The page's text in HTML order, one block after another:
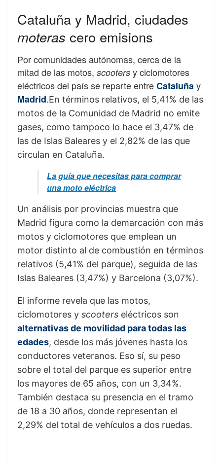
Cataluña y Madrid, ciudades
moteras cero emisions
Por comunidades autónomas, cerca de la
mitad de las motos, scooters y ciclomotores
eléctricos del país se reparte entreCataluñay
Madrid.En términos relativos, el 5,41% de las
motos de la Comunidad de Madrid no emite
gases, como tampoco lo hace el 3,47% de
las de Islas Baleares y el 2,82% de las que
circulan en Cataluña.
La guía que necesitas para comprar
una moto eléctrica
Un análisis por provincias muestra que
Madrid figura como la demarcación con más
motos y ciclomotores que emplean un
motor distinto al de combustión en términos
relativos (5,41% del parque), seguida de las
Islas Baleares (3,47%) y Barcelona (3,07%).
El informe revela que las motos,
ciclomotores y scooters eléctricos son
alternativas de movilidad para todas las
edades, desde los más jóvenes hasta los
conductores veteranos. Eso sí, su peso
sobre el total del parque es superior entre
los mayores de 65 años, con un 3,34%.
También destaca su presencia en el tramo
de 18 a 30 años, donde representan el
2,29% del total de vehículos a dos ruedas.